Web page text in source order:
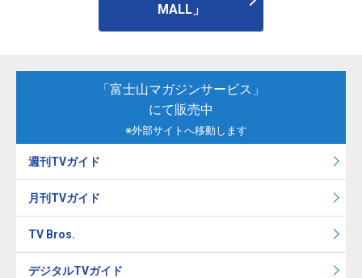
MALL」
「富士山マガジンサービス」
にて販売中
※外部サイトへ移動します
週刊TVガイド
月刊TVガイド
TV Bros.
デジタルTVガイド